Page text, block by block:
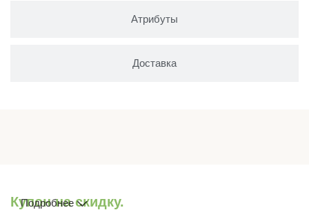
Атрибуты
Доставка
Купон на скидку.
Подробнее